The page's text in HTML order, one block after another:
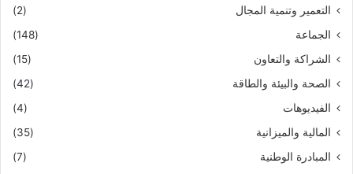
التعمير وتنمية المجال
(2)
الجماعة
(148)
الشراكة والتعاون
(15)
الصحة والبيئة والطاقة
(42)
الفيديوهات
(4)
المالية والميزانية
(35)
المبادرة الوطنية
(7)